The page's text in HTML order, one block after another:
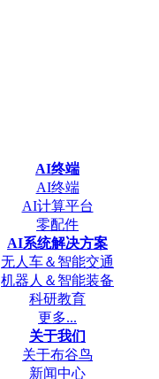
AI终端
AI终端
AI计算平台
零配件
AI系统解决方案
无人车＆智能交通
机器人＆智能装备
科研教育
更多...
关于我们
关于布谷鸟
新闻中心